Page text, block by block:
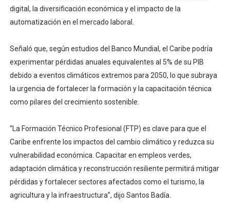
digital, la diversificación económica y el impacto de la
automatización en el mercado laboral.
Señaló que, según estudios del Banco Mundial, el Caribe podría
experimentar pérdidas anuales equivalentes al 5% de su PIB
debido a eventos climáticos extremos para 2050, lo que subraya
la urgencia de fortalecer la formación y la capacitación técnica
como pilares del crecimiento sostenible.
“La Formación Técnico Profesional (FTP) es clave para que el
Caribe enfrente los impactos del cambio climático y reduzca su
vulnerabilidad económica. Capacitar en empleos verdes,
adaptación climática y reconstrucción resiliente permitirá mitigar
pérdidas y fortalecer sectores afectados como el turismo, la
agricultura y la infraestructura”, dijo Santos Badía.